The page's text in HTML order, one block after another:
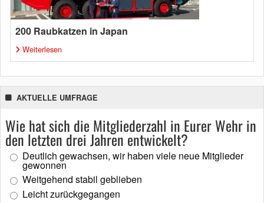
200 Raubkatzen in Japan
Weiterlesen
AKTUELLE UMFRAGE
Wie hat sich die Mitgliederzahl in Eurer Wehr in
den letzten drei Jahren entwickelt?
Deutlich gewachsen, wir haben viele neue Mitglieder
gewonnen
Weitgehend stabil geblieben
Leicht zurückgegangen